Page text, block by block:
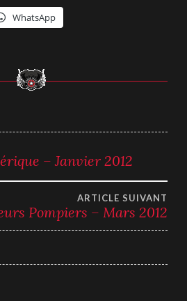
WhatsApp
– Janvier 2012
ARTICLE SUIVANT
Pompiers – Mars 2012